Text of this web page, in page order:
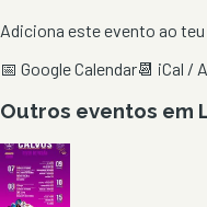
Adiciona este evento ao teu
📅 Google Calendar📆 iCal /
Outros eventos em